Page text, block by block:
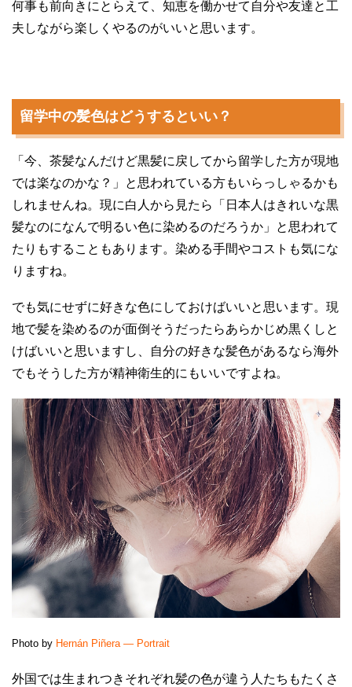
何事も前向きにとらえて、知恵を働かせて自分や友達と工
夫しながら楽しくやるのがいいと思います。
留学中の髪色はどうするといい？
「今、茶髪なんだけど黒髪に戻してから留学した方が現地
では楽なのかな？」と思われている方もいらっしゃるかも
しれませんね。現に白人から見たら「日本人はきれいな黒
髪なのになんで明るい色に染めるのだろうか」と思われて
たりもすることもあります。染める手間やコストも気にな
りますね。
でも気にせずに好きな色にしておけばいいと思います。現
地で髪を染めるのが面倒そうだったらあらかじめ黒くしと
けばいいと思いますし、自分の好きな髪色があるなら海外
でもそうした方が精神衛生的にもいいですよね。
Photo by Hernán Piñera ― Portrait
外国では生まれつきそれぞれ髪の色が違う人たちもたくさ